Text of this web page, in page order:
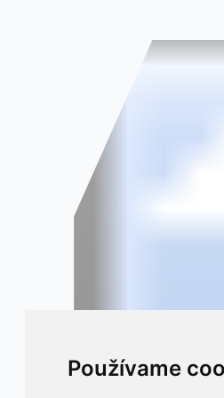
Používame